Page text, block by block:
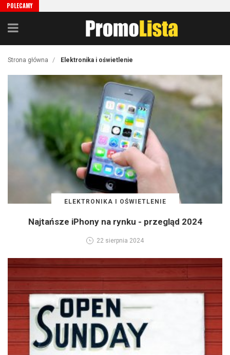
POLECAMY
Strona główna / Elektronika i oświetlenie
ELEKTRONIKA I OŚWIETLENIE
Najtańsze iPhony na rynku - przegląd 2024
22 sierpnia 2024